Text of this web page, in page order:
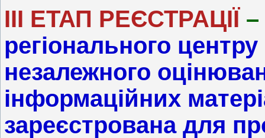
ІІІ ЕТАП РЕЄСТРАЦІЇ –
регіонального
незалежного
інформаційних
зареєстрована для